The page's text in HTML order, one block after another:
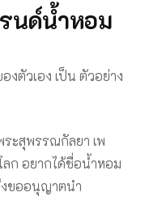
นด์น้ำหอม
ตัวเอง เป็น ตัวอย่าง
ะสุพรรณกัลยา เพ
ก อยากได้ชื่อน้ำหอม
งขออนุญาตนำ